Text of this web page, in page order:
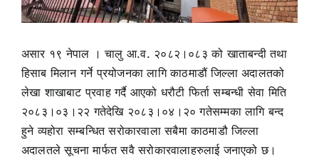
असार १९ नेपाल । चालु आ.व. २०८२।०८३ को खाताबन्दी तथा
हिसाब मिलान गर्ने प्रयोजनका लागि काठमाडौं जिल्ला अदालतको
लेखा शाखाबाट प्रवाह गर्दै आएको धरौटी फिर्ता सम्बन्धी सेवा मिति
२०८३।०३।२२ गतेदेखि २०८३।०४।२० गतेसम्मका लागि बन्द
हुने व्यहोरा सम्बन्धित सरोकारवाला सबैमा काठमाडौ जिल्ला
अदालतले सूचना मार्फत सवै सरोकारवालाहरुलाई जनाएको छ।